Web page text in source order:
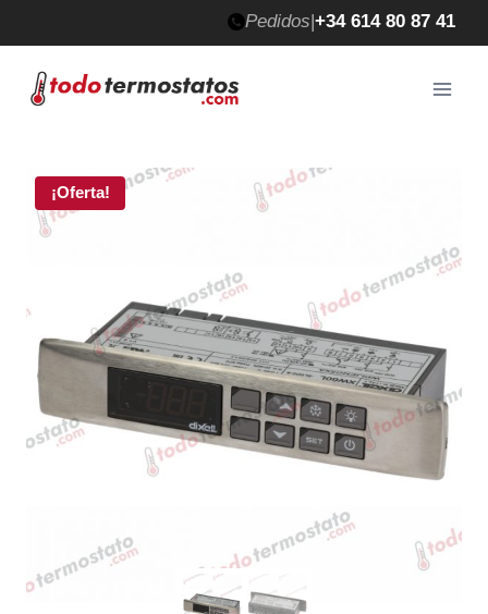
al
contenido
Pedidos|+34 614 80 87 41
¡Oferta!